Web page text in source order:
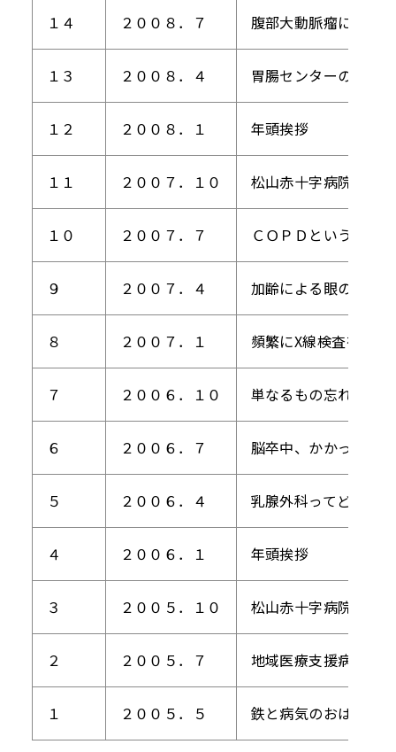
１４ ２００８．７ 腹部大動脈瘤に対す
１３ ２００８．４ 胃腸センターの紹介
１２ ２００８．１ 年頭挨拶
１１ ２００７．１０ 松山赤十字病院循環
１０ ２００７．７ ＣＯＰＤという病気
９ ２００７．４ 加齢による眼の病気
８ ２００７．１ 頻繁にX線検査を受
７ ２００６．１０ 単なるもの忘れ？、
６ ２００６．７ 脳卒中、かかって泣
５ ２００６．４ 乳腺外科ってどんな
４ ２００６．１ 年頭挨拶
３ ２００５．１０ 松山赤十字病院腎セ
２ ２００５．７ 地域医療支援病院に
１ ２００５．５ 鉄と病気のおはなし